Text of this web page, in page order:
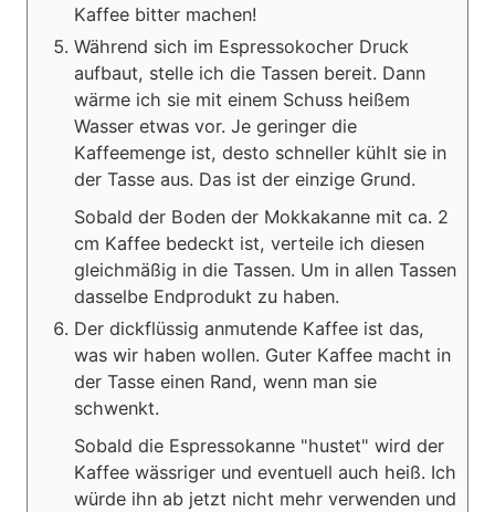
Kaffee bitter machen!
Während sich im Espressokocher Druck
aufbaut, stelle ich die Tassen bereit. Dann
wärme ich sie mit einem Schuss heißem
Wasser etwas vor. Je geringer die
Kaffeemenge ist, desto schneller kühlt sie in
der Tasse aus. Das ist der einzige Grund.
Sobald der Boden der Mokkakanne mit ca. 2
cm Kaffee bedeckt ist, verteile ich diesen
gleichmäßig in die Tassen. Um in allen Tassen
dasselbe Endprodukt zu haben.
Der dickflüssig anmutende Kaffee ist das,
was wir haben wollen. Guter Kaffee macht in
der Tasse einen Rand, wenn man sie
schwenkt.
Sobald die Espressokanne "hustet" wird der
Kaffee wässriger und eventuell auch heiß. Ich
würde ihn ab jetzt nicht mehr verwenden und